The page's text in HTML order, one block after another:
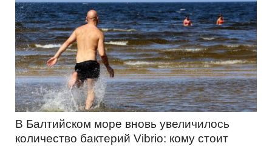
В Балтийском море вновь увеличилось
количество бактерий Vibrio: кому стоит